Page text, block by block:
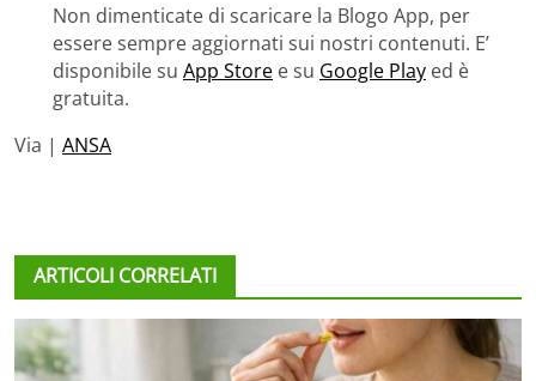
Non dimenticate di scaricare la Blogo App, per
essere sempre aggiornati sui nostri contenuti. E’
disponibile su App Store e su Google Play ed è
gratuita.
Via | ANSA
ARTICOLI CORRELATI